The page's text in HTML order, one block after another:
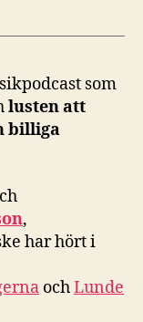
som
lusten att
billiga
,
har hört i
ochLunde